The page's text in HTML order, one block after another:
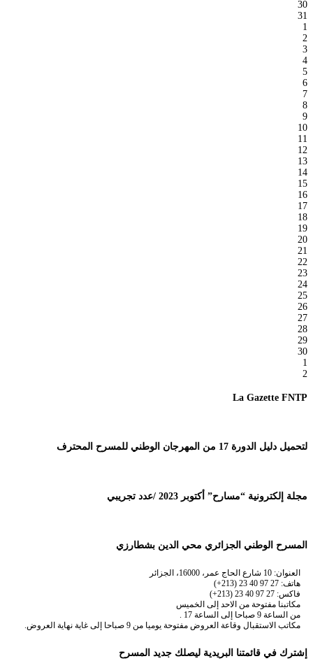
30
31
1
2
3
4
5
6
7
8
9
10
11
12
13
14
15
16
17
18
19
20
21
22
23
24
25
26
27
28
29
30
1
2
La Gazette FNTP
لتحميل دليل الدورة 17 من المهرجان الوطني للمسرح المحترف
مجلة إلكترونية “مسارح” أكتوبر 2023 /عدد تجريبي
المسرح الوطني الجزائري محي الدين بشطارزي
العنوان: 10 شارع الحاج عمر، 16000، الجزائر
هاتف: 27 97 40 23 (213+)
فاكس: 27 97 40 23 (213+)
مكاتبنا مفتوحة من الاحد إلى الخميس
من الساعة 9 صباحا إلى الساعة 17 .
مكاتب الاستقبال وقاعة العروض مفتوحة يوميا من 9 صباحا إلى غاية نهاية العروض.
إشترك في قائمتنا البريدية ليصلك جديد المسرح